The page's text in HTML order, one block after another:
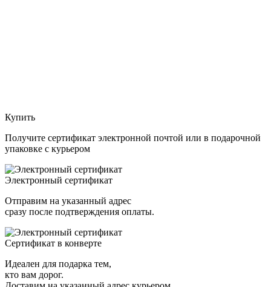
Купить
Получите сертификат электронной почтой или в подарочной
упаковке с курьером
Электронный сертификат
Отправим на указанный адрес
сразу после подтверждения оплаты.
Сертификат в конверте
Идеален для подарка тем,
кто вам дорог.